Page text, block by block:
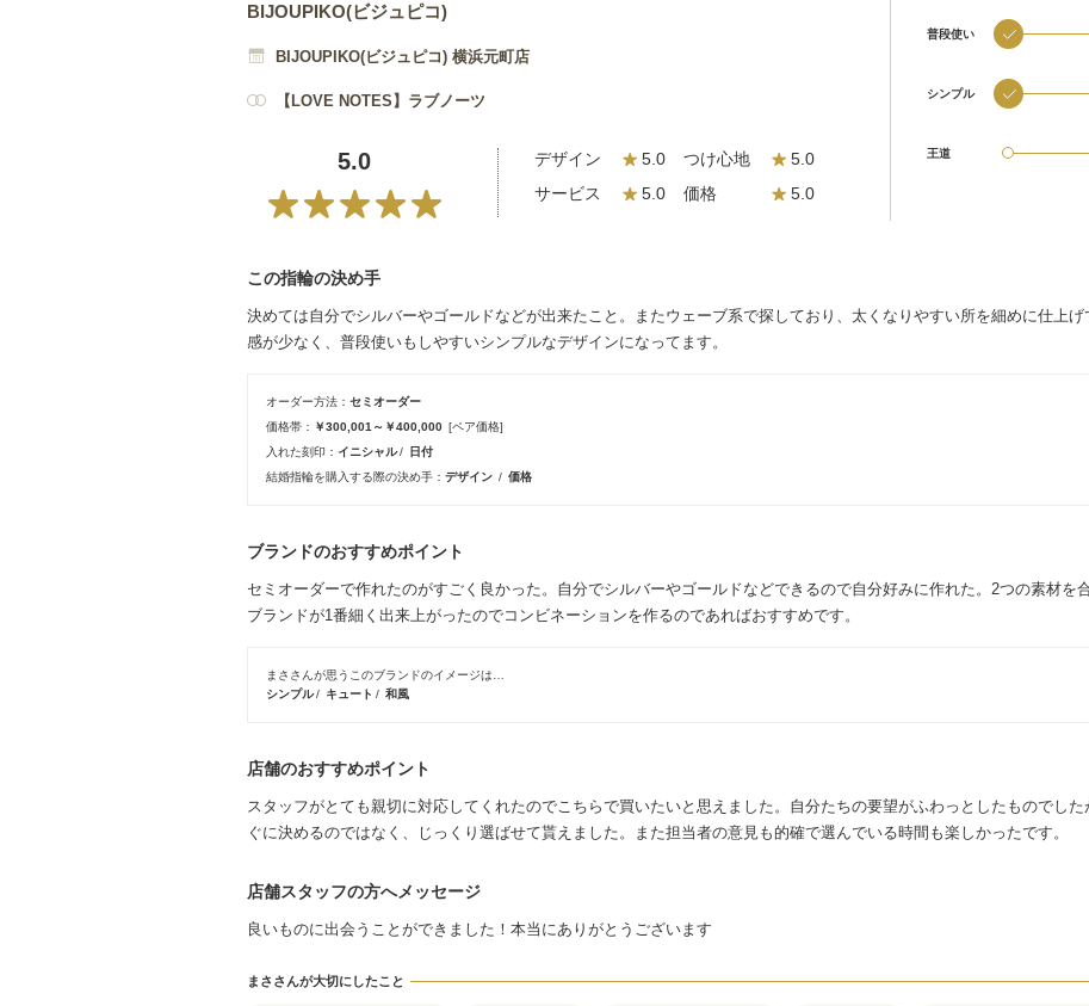
BIJOUPIKO(ビジュピコ)
BIJOUPIKO(ビジュピコ) 横浜元町店
【LOVE NOTES】ラブノーツ
5.0 デザイン 5.0 つけ心地
5.0
サービス
5.0 価格 5.0
普段使い
シンプル
王道
この指輪の決め手
決めては自分でシルバーやゴールドなどが出来たこと。またウェーブ系で探しており、太くなりやすい所を細めに仕上
感が少なく、普段使いもしやすいシンプルなデザインになってます。
オーダー方法
セミオーダー
価格帯
￥300,001～￥400,000 [ペア価格]
入れた刻印
イニシャル
日付
結婚指輪を購入する際の決め手
デザイン 価格
ブランドのおすすめポイント
セミオーダーで作れたのがすごく良かった。自分でシルバーやゴールドなどできるので自分好みに作れた。2つの素材を
ブランドが1番細く出来上がったのでコンビネーションを作るのであればおすすめです。
まささんが思うこのブランドのイメージは…
シンプル
キュート 和風
店舗のおすすめポイント
スタッフがとても親切に対応してくれたのでこちらで買いたいと思えました。自分たちの要望がふわっとしたものでし
ぐに決めるのではなく、じっくり選ばせて貰えました。また担当者の意見も的確で選んでいる時間も楽しかったです。
店舗スタッフの方へメッセージ
良いものに出会うことができました！本当にありがとうございます
まささんが大切にしたこと